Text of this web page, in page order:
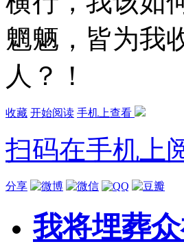
魍魉，皆为我
人？！
收藏 开始阅读 手机上查看
扫码在手机上
分享
我将埋葬